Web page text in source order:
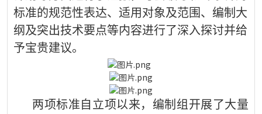
标准的规范性表达、适用对象及范围、编制大
纲及突出技术要点等内容进行了深入探讨并给
予宝贵建议。
两项标准自立项以来，编制组开展了大量